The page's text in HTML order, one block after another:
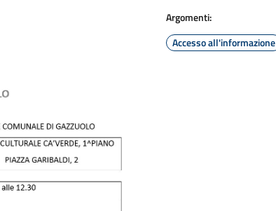
Argomenti:
Accesso all'informazione